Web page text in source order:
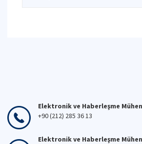
Elektronik ve Haberleşme
+90 (212) 285 36 13
Elektronik ve Haberleşme